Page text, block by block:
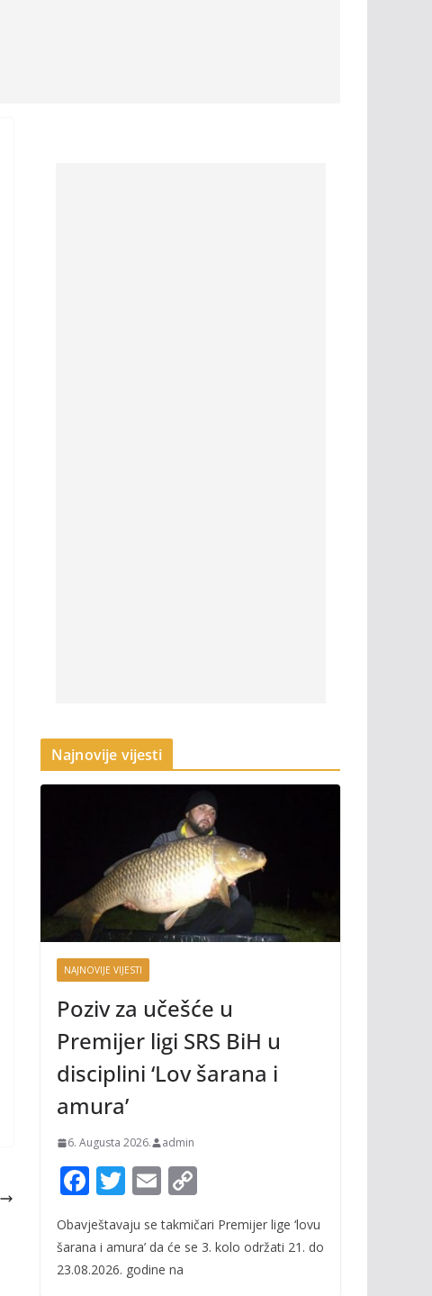
Najnovije vijesti
NAJNOVIJE VIJESTI
Poziv za učešće u
Premijer ligi SRS BiH u
disciplini ‘Lov šarana i
amura’
6. Augusta 2026. admin
F
ac
e
b
T
itt
er
E
m
ai
l
o
p
Obavještavaju se takmičari Premijer lige ‘lovu
šarana i amura’ da će se 3. kolo održati 21. do
23.08.2026. godine na